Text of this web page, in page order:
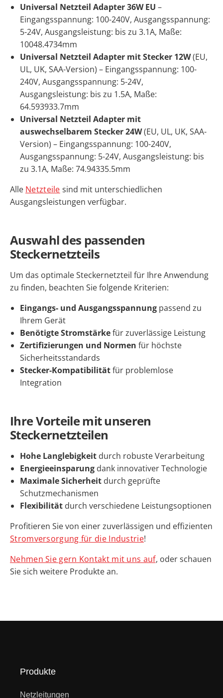
Universal Netzteil Adapter 36W EU –
Eingangsspannung: 100-240V, Ausgangsspannung:
5-24V, Ausgangsleistung: bis zu 3.1A, Maße:
10048.4734mm
Universal Netzteil Adapter mit Stecker 12W(EU,
UL, UK, SAA-Version) – Eingangsspannung: 100-
240V, Ausgangsspannung: 5-24V,
Ausgangsleistung: bis zu 1.5A, Maße:
64.593933.7mm
Universal Netzteil Adapter mit
auswechselbarem Stecker 24W(EU, UL, UK, SAA-
Version) – Eingangsspannung: 100-240V,
Ausgangsspannung: 5-24V, Ausgangsleistung: bis
zu 3.1A, Maße: 74.94335.5mm
Alle Netzteile sind mit unterschiedlichen
Ausgangsleistungen verfügbar.
Auswahl des passenden
Steckernetzteils
Um das optimale Steckernetzteil für Ihre Anwendung
zu finden, beachten Sie folgende Kriterien:
Eingangs- und Ausgangsspannung passend zu
Ihrem Gerät
Benötigte Stromstärkefür zuverlässige Leistung
Zertifizierungen und Normen für höchste
Sicherheitsstandards
Stecker-Kompatibilitätfür problemlose
Integration
Ihre Vorteile mit unseren
Steckernetzteilen
Hohe Langlebigkeit durch robuste Verarbeitung
Energieeinsparung dank innovativer Technologie
Maximale Sicherheit durch geprüfte
Schutzmechanismen
Flexibilität durch verschiedene Leistungsoptionen
Profitieren Sie von einer zuverlässigen und effizienten
Stromversorgung für die Industrie!
Nehmen Sie gern Kontakt mit uns auf, oder schauen
Sie sich weitere Produkte an.
Produkte
Netzleitungen